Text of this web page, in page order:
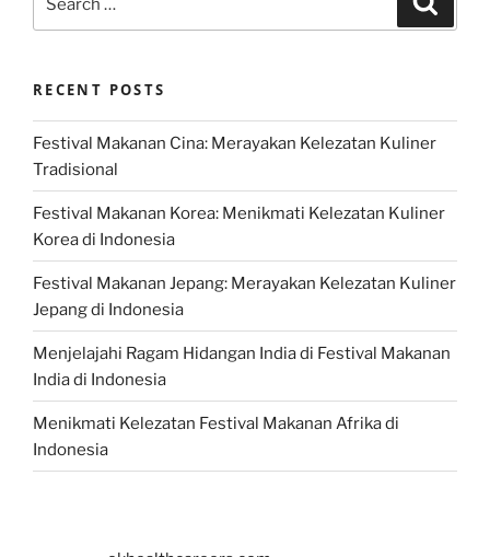
RECENT POSTS
Festival Makanan Cina: Merayakan Kelezatan Kuliner
Tradisional
Festival Makanan Korea: Menikmati Kelezatan Kuliner
Korea di Indonesia
Festival Makanan Jepang: Merayakan Kelezatan Kuliner
Jepang di Indonesia
Menjelajahi Ragam Hidangan India di Festival Makanan
India di Indonesia
Menikmati Kelezatan Festival Makanan Afrika di
Indonesia